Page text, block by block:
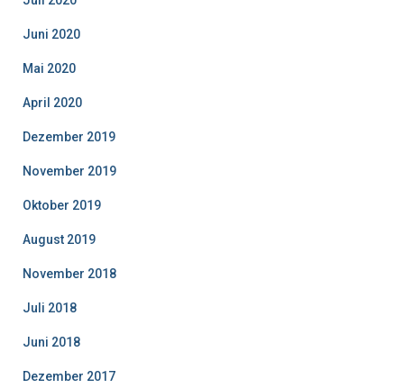
Juni 2020
Mai 2020
April 2020
Dezember 2019
November 2019
Oktober 2019
August 2019
November 2018
Juli 2018
Juni 2018
Dezember 2017